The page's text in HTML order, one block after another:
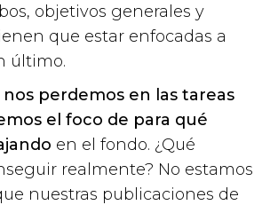
objetivos generales y
que estar enfocadas a
último.
nos perdemos en las tareas
el foco de para qué
en el fondo. ¿Qué
realmente? No estamos
nuestras publicaciones de